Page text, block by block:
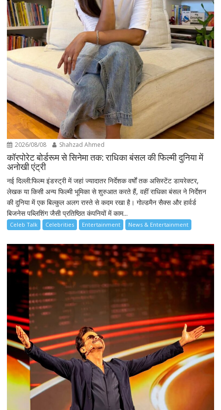
2026/08/08 Shahzad Ahmed
कॉरपोरेट बोर्डरूम से सिनेमा तक: राधिका बंसल की फिल्मी दुनिया में
अनोखी एंट्री
नई दिल्ली:फिल्म इंडस्ट्री में जहां ज्यादातर निर्देशक वर्षों तक असिस्टेंट डायरेक्टर,
लेखक या किसी अन्य फिल्मी भूमिका से शुरुआत करते हैं, वहीं राधिका बंसल ने निर्देशन
की दुनिया में एक बिल्कुल अलग रास्ते से कदम रखा है। गोल्डमैन सैक्स और हार्वर्ड
बिजनेस पब्लिशिंग जैसी प्रतिष्ठित कंपनियों में काम...
Celeb Talk Celebrities Entertainment News & Entertainment